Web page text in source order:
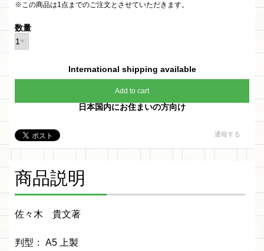
※この商品は1点までのご注文とさせていただきます。
数量
International shipping available
Add to cart
日本国内にお住まいの方向け
通報する
商品説明
佐々木 貴文著
判型： A5 上製